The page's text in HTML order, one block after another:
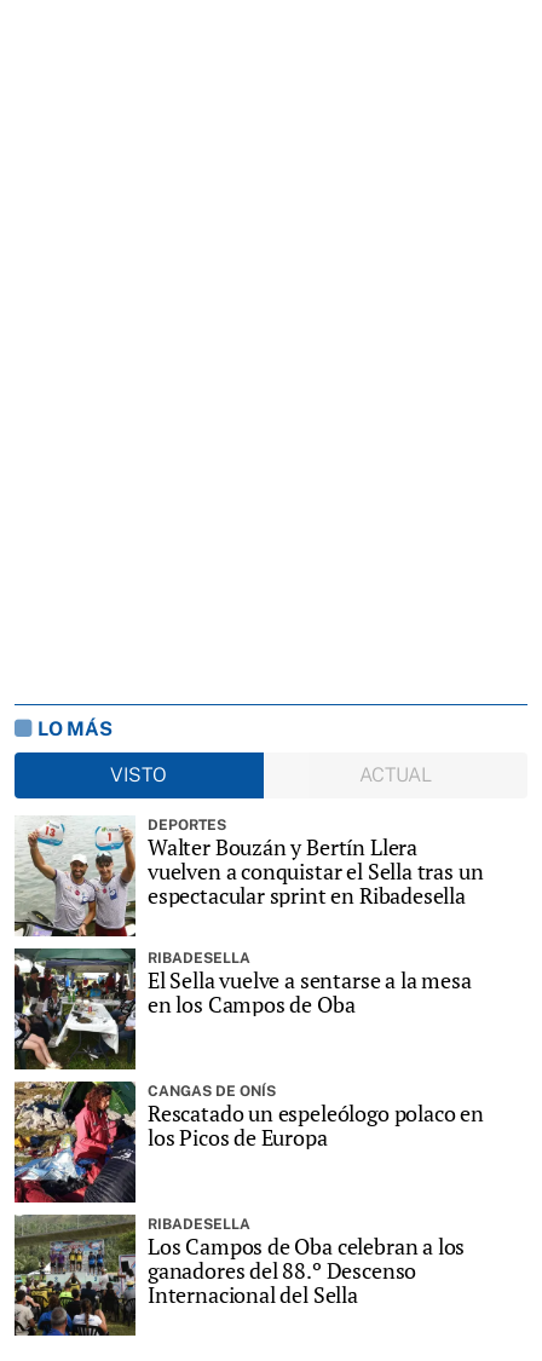
LO MÁS
VISTO
ACTUAL
DEPORTES
Walter Bouzán y Bertín Llera
vuelven a conquistar el Sella tras un
espectacular sprint en Ribadesella
RIBADESELLA
El Sella vuelve a sentarse a la mesa
en los Campos de Oba
CANGAS DE ONÍS
Rescatado un espeleólogo polaco en
los Picos de Europa
RIBADESELLA
Los Campos de Oba celebran a los
ganadores del 88.º Descenso
Internacional del Sella